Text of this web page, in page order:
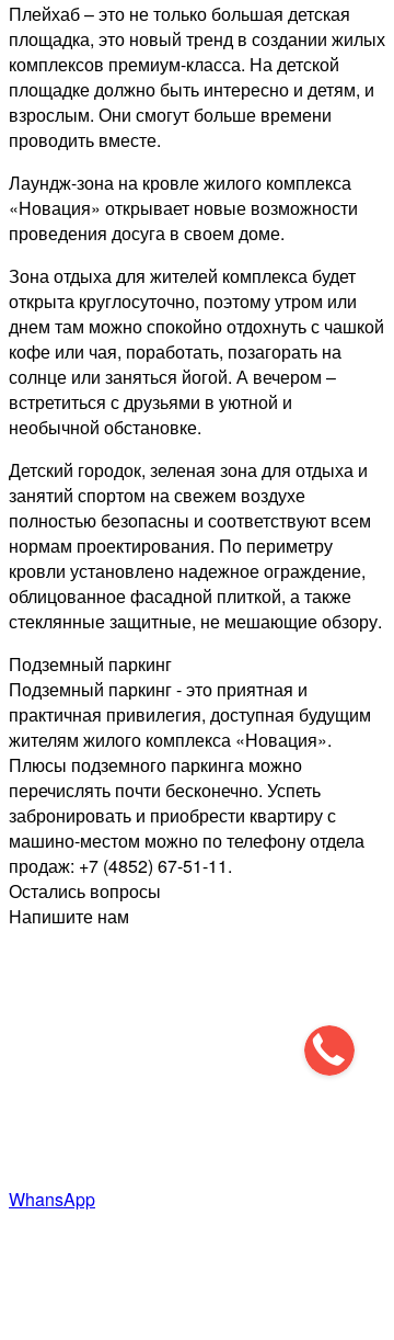
Плейхаб – это не только большая детская
площадка, это новый тренд в создании жилых
комплексов премиум-класса. На детской
площадке должно быть интересно и детям, и
взрослым. Они смогут больше времени
проводить вместе.
Лаундж-зона на кровле жилого комплекса
«Новация» открывает новые возможности
проведения досуга в своем доме.
Зона отдыха для жителей комплекса будет
открыта круглосуточно, поэтому утром или
днем там можно спокойно отдохнуть с чашкой
кофе или чая, поработать, позагорать на
солнце или заняться йогой. А вечером –
встретиться с друзьями в уютной и
необычной обстановке.
Детский городок, зеленая зона для отдыха и
занятий спортом на свежем воздухе
полностью безопасны и соответствуют всем
нормам проектирования. По периметру
кровли установлено надежное ограждение,
облицованное фасадной плиткой, а также
стеклянные защитные, не мешающие обзору.
Подземный паркинг
Подземный паркинг - это приятная и
практичная привилегия, доступная будущим
жителям жилого комплекса «Новация».
Плюсы подземного паркинга можно
перечислять почти бесконечно. Успеть
забронировать и приобрести квартиру с
машино-местом можно по телефону отдела
продаж: +7 (4852) 67-51-11.
Остались вопросы
Напишите нам
WhansApp